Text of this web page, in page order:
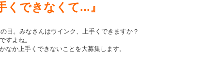
くできなくて...』
日。みなさんはウインク、上手くできますか？
すよね。
なか上手くできないことを大募集します。